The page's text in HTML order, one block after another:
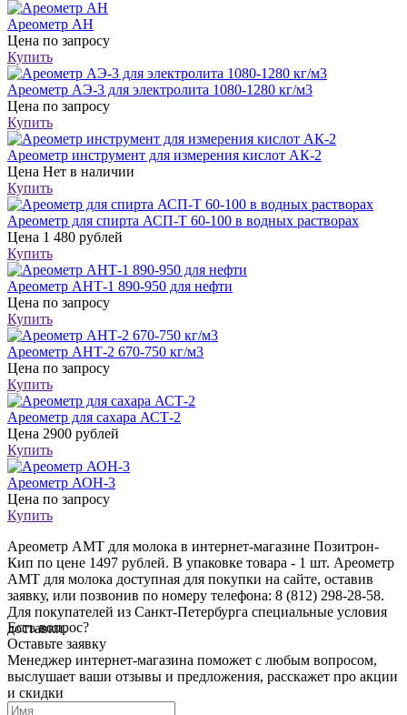
Ареометр АН
Цена по запросу
Купить
Ареометр АЭ-3 для электролита 1080-1280 кг/м3
Цена по запросу
Купить
Ареометр инструмент для измерения кислот АК-2
Цена Нет в наличии
Купить
Ареометр для спирта АСП-Т 60-100 в водных растворах
Цена 1 480 рублей
Купить
Ареометр АНТ-1 890-950 для нефти
Цена по запросу
Купить
Ареометр АНТ-2 670-750 кг/м3
Цена по запросу
Купить
Ареометр для сахара АСТ-2
Цена 2900 рублей
Купить
Ареометр АОН-3
Цена по запросу
Купить
Ареометр АМТ для молока в интернет-магазине Позитрон-
Кип по цене 1497 рублей. В упаковке товара - 1 шт. Ареометр
АМТ для молока доступная для покупки на сайте, оставив
заявку, или позвонив по номеру телефона: 8 (812) 298-28-58.
Для покупателей из Санкт-Петербурга специальные условия
доставки.
Есть вопрос?
Оставьте заявку
Менеджер интернет-магазина поможет с любым вопросом,
выслушает ваши отзывы и предложения, расскажет про акции
и скидки